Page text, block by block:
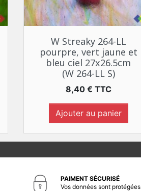
Aperçu rapide
W Streaky 264-LL
pourpre, vert jaune et
bleu ciel 27x26.5cm
(W 264-LL S)
Prix
8,40 € TTC
Ajouter au panier
PAIMENT SÉCURISÉ
Vos données sont protégées